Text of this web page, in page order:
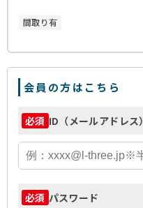
間取り有
会員の方はこちら
必須 ID（メールアドレス）
必須 パスワード